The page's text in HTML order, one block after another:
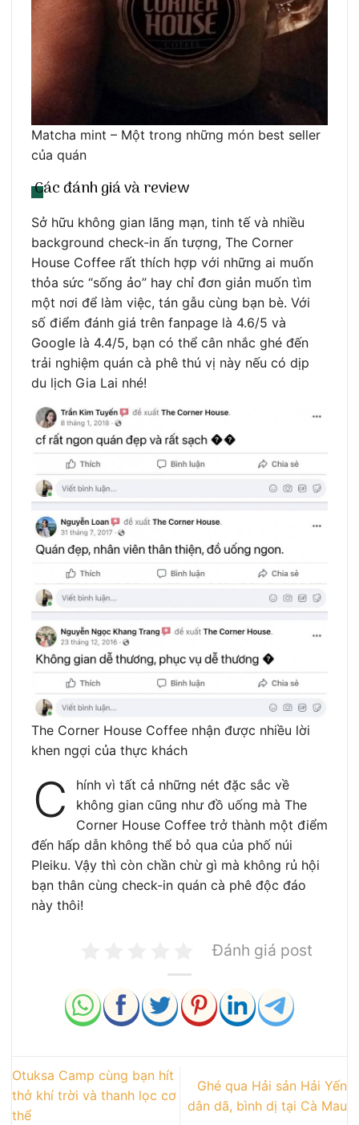
Matcha mint – Một trong những món best seller
của quán
Các đánh giá và review
Sở hữu không gian lãng mạn, tinh tế và nhiều
background check-in ấn tượng, The Corner
House Coffee rất thích hợp với những ai muốn
thỏa sức “sống ảo” hay chỉ đơn giản muốn tìm
một nơi để làm việc, tán gẫu cùng bạn bè. Với
số điểm đánh giá trên fanpage là 4.6/5 và
Google là 4.4/5, bạn có thể cân nhắc ghé đến
trải nghiệm quán cà phê thú vị này nếu có dịp
du lịch Gia Lai nhé!
The Corner House Coffee nhận được nhiều lời
khen ngợi của thực khách
C
hính vì tất cả những nét đặc sắc về
không gian cũng như đồ uống mà The
Corner House Coffee trở thành một điểm
đến hấp dẫn không thể bỏ qua của phố núi
Pleiku. Vậy thì còn chần chừ gì mà không rủ hội
bạn thân cùng check-in quán cà phê độc đáo
này thôi!
Đánh giá post
Otuksa Camp cùng bạn hít
thở khí trời và thanh lọc cơ
thể
Ghé qua Hải sản Hải Yến
dân dã, bình dị tại Cà Mau